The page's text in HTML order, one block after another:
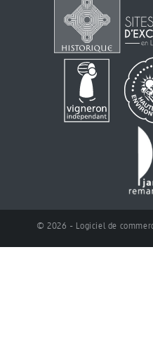
© 2026 - Logiciel de